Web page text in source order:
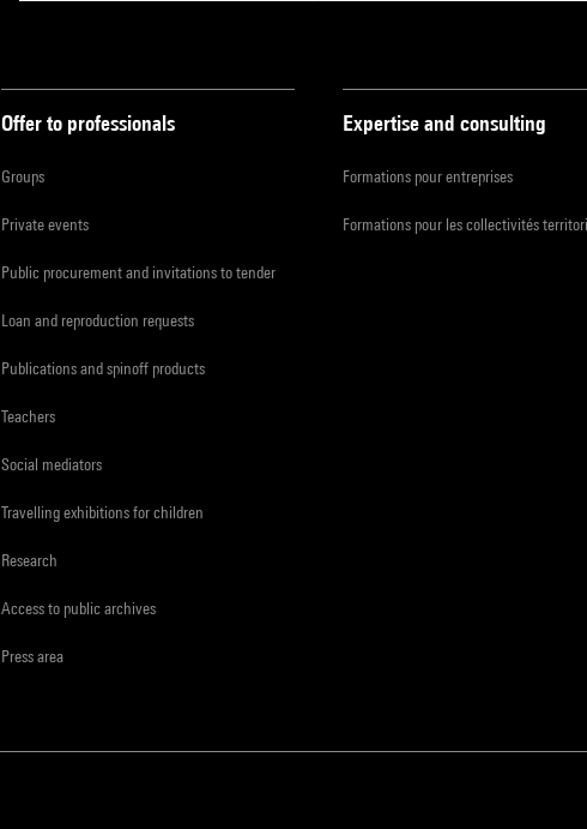
Offer to professionals
Groups
Private events
Public procurement and invitations to tender
Loan and reproduction requests
Publications and spinoff products
Teachers
Social mediators
Travelling exhibitions for children
Research
Access to public archives
Press area
Expertise and consulting
Formations pour entreprises
Formations pour les collectivités